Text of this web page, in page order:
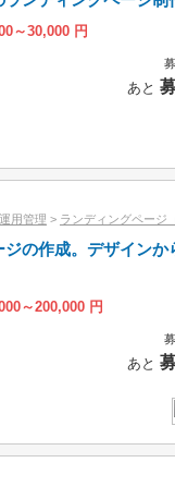
～30,000 円
あと
用管理 > ランディングページ
の作成。デザインか
～200,000 円
あと